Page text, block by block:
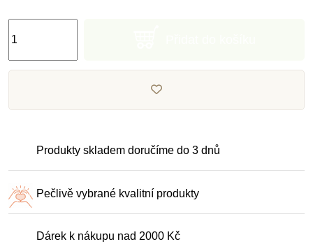
Produkty skladem doručíme do 3 dnů
Pečlivě vybrané kvalitní produkty
Dárek k nákupu nad 2000 Kč